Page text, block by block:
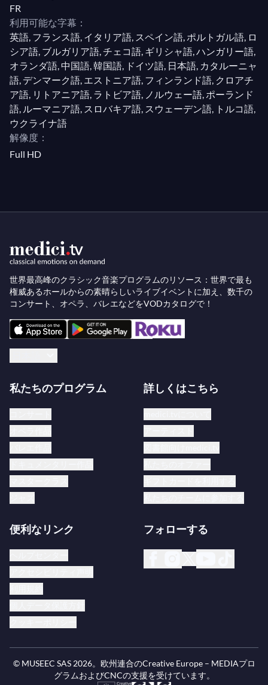
FR
利用可能な字幕：
英語, フランス語, イタリア語, スペイン語, ポルトガル語, ロ
シア語, ブルガリア語, チェコ語, ギリシャ語, ハンガリー語,
オランダ語, 中国語, 韓国語, ドイツ語, 日本語, カタルーニャ
語, デンマーク語, エストニア語, フィンランド語, クロアチ
ア語, リトアニア語, ラトビア語, ノルウェー語, ポーランド
語, ルーマニア語, スロバキア語, スウェーデン語, トルコ語,
ウクライナ語
解像度：
Full HD
世界最高峰のクラシック音楽プログラムのリソース：世界で最も
権威あるホールからの素晴らしいライブイベントに加え、数千の
コンサート、オペラ、バレエなどをVODカタログで！
私たちのプログラム 詳しくはこちら
便利なリンク フォローする
© MUSEEC SAS 2026。欧州連合のCreative Europe – MEDIAプロ
グラムおよびCNCの支援を受けています。